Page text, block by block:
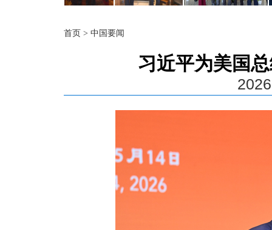
首页 > 中国要闻
习近平为美国